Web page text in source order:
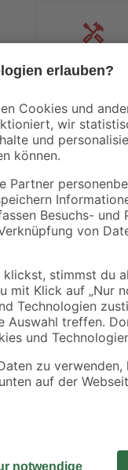
Erfurt
Vlies-
9,99